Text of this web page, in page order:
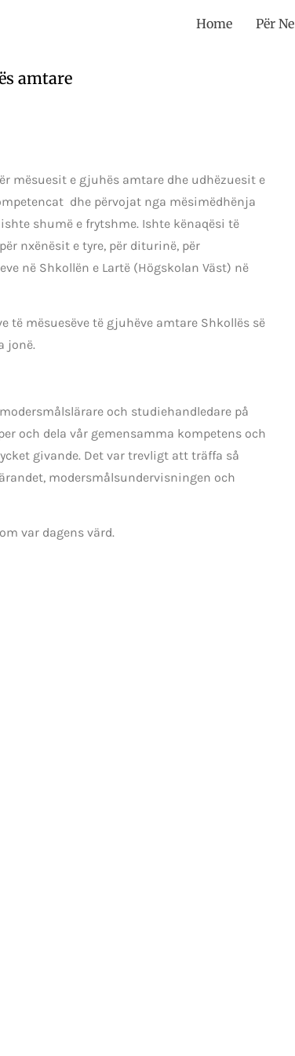
Home Për Ne
amtare
mësuesit e gjuhës amtare dhe udhëzuesit e
dhe përvojat nga mësimëdhënja
shumë e frytshme. Ishte kënaqësi të
nxënësit e tyre, për diturinë, për
në Shkollën e Lartë (Högskolan Väst) në
mësuesëve të gjuhëve amtare Shkollës së
jonë.
och studiehandledare på
och dela vår gemensamma kompetens och
givande. Det var trevligt att träffa så
modersmålsundervisningen och
var dagens värd.